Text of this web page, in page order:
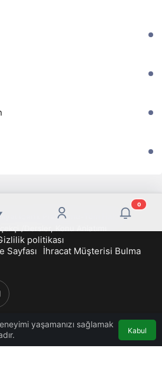
yaşamanızı sağlamak
Kabul
0
İçerik Platformu-Tüm Hakları
politikası
Sayfası
İhracat Müşterisi Bulma